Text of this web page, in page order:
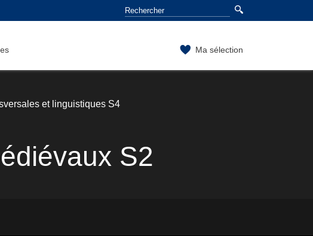
Ma sélection
et linguistiques S4
S2